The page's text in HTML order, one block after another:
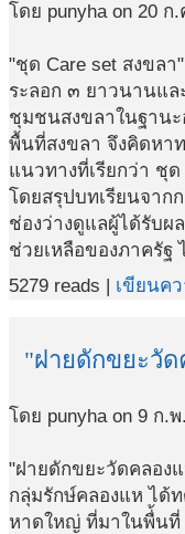
โดย punyha on 20 ก.
"ชุด Care set สงขล
ระลอก ๓ ยาวนานแล
ชุมชนสงขลาในฐาน
พื้นที่สงขลา จึงคิดหา
แนวทางที่เรียกว่า ชุด
โดยสรุปบทเรียนจาก
ช่องว่างดูแลผู้ได้รับผ
ช่วยเหลือของภาครัฐ
5279 reads | เขียนค
"ฝายดักขยะวั
โดย punyha on 9 ก.พ
"ฝายดักขยะวัดคลอง
กลุ่มรักษ์คลองแห ได้ท
หาดใหญ่ ที่มาในพื่้นที่